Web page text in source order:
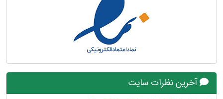
آخرین نظرات سایت